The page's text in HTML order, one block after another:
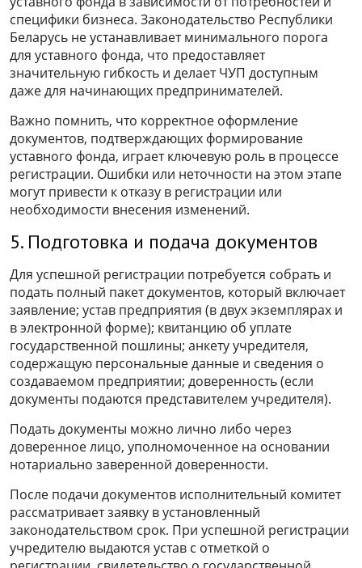
специфики бизнеса. Законодательство Республики
Беларусь не устанавливает минимального порога
для уставного фонда, что предоставляет
значительную гибкость и делает ЧУП доступным
даже для начинающих предпринимателей.
Важно помнить, что корректное оформление
документов, подтверждающих формирование
уставного фонда, играет ключевую роль в процессе
регистрации. Ошибки или неточности на этом этапе
могут привести к отказу в регистрации или
необходимости внесения изменений.
5. Подготовка и подача документов
Для успешной регистрации потребуется собрать и
подать полный пакет документов, который включает
заявление; устав предприятия (в двух экземплярах и
в электронной форме); квитанцию об уплате
государственной пошлины; анкету учредителя,
содержащую персональные данные и сведения о
создаваемом предприятии; доверенность (если
документы подаются представителем учредителя).
Подать документы можно лично либо через
доверенное лицо, уполномоченное на основании
нотариально заверенной доверенности.
После подачи документов исполнительный комитет
рассматривает заявку в установленный
законодательством срок. При успешной регистрации
учредителю выдаются устав с отметкой о